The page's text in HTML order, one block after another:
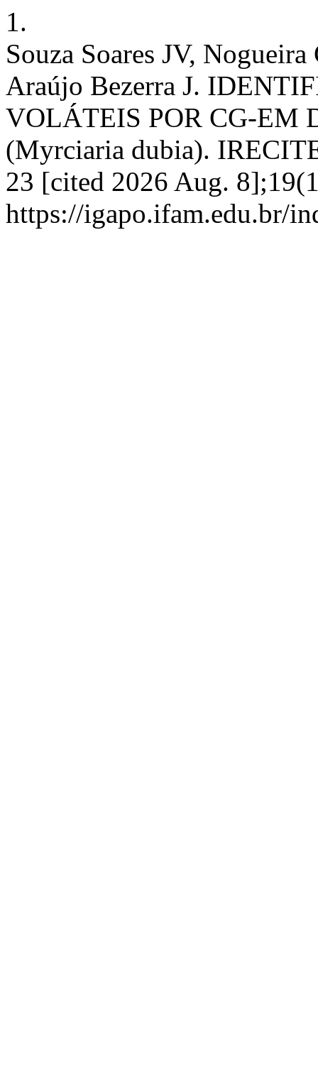
1.
Souza Soares JV,
Araújo Bezerra J.
VOLÁTEIS POR CG-EM
(Myrciaria dubia).
23 [cited 2026 Aug.
https://igapo.ifam.edu.br/